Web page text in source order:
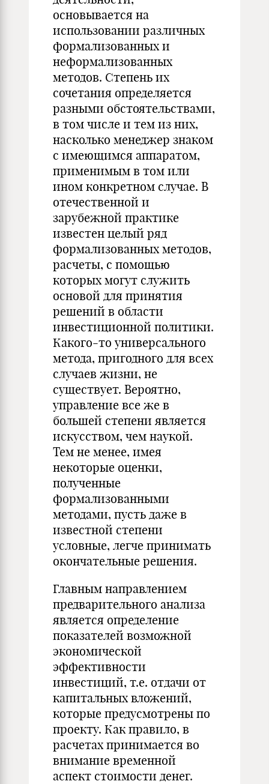
основывается на
использовании различных
формализованных и
неформализованных
методов. Степень их
сочетания определяется
разными обстоятельствами,
в том числе и тем из них,
насколько менеджер знаком
с имеющимся аппаратом,
применимым в том или
ином конкретном случае. В
отечественной и
зарубежной практике
известен целый ряд
формализованных методов,
расчеты, с помощью
которых могут служить
основой для принятия
решений в области
инвестиционной политики.
Какого-то универсального
метода, пригодного для всех
случаев жизни, не
существует. Вероятно,
управление все же в
большей степени является
искусством, чем наукой.
Тем не менее, имея
некоторые оценки,
полученные
формализованными
методами, пусть даже в
известной степени
условные, легче принимать
окончательные решения.
Главным направлением
предварительного анализа
является определение
показателей возможной
экономической
эффективности
инвестиций, т.е. отдачи от
капитальных вложений,
которые предусмотрены по
проекту. Как правило, в
расчетах принимается во
внимание временной
аспект стоимости денег.